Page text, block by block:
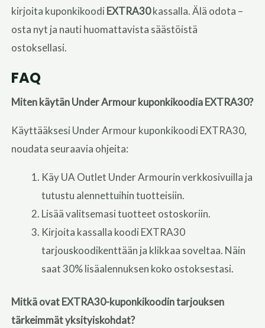
kirjoita kuponkikoodi EXTRA30kassalla. Älä odota –
osta nyt ja nauti huomattavista säästöistä
ostoksellasi.
FAQ
Miten käytän Under Armour kuponkikoodia EXTRA30?
Käyttääksesi Under Armour kuponkikoodi EXTRA30,
noudata seuraavia ohjeita:
Käy UA Outlet Under Armourin verkkosivuilla ja
tutustu alennettuihin tuotteisiin.
Lisää valitsemasi tuotteet ostoskoriin.
Kirjoita kassalla koodi EXTRA30
tarjouskoodikenttään ja klikkaa soveltaa. Näin
saat 30% lisäalennuksen koko ostoksestasi.
Mitkä ovat EXTRA30-kuponkikoodin tarjouksen
tärkeimmät yksityiskohdat?